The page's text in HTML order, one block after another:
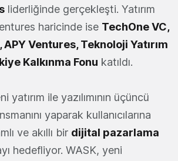
liderliğinde gerçekleşti. Yatırım
haricinde ise TechOne VC,
Ventures, Teknoloji Yatırım
Kalkınma Fonu katıldı.
yatırım ile yazılımının üçüncü
yaparak kullanıcılarına
ve akıllı bir dijital pazarlama
hedefliyor. WASK, yeni